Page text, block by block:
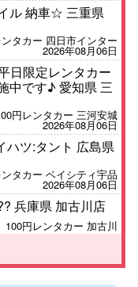
ル 納車☆ 三重県
タカー 四日市インター
2026年08月06日
日限定レンタカー
中です♪ 愛知県 三
円レンタカー 三河安城
2026年08月06日
ハツ:タント 広島県
タカー ベイシティ宇品
2026年08月06日
兵庫県 加古川店
100円レンタカー 加古川
ーで自由に!】 新潟